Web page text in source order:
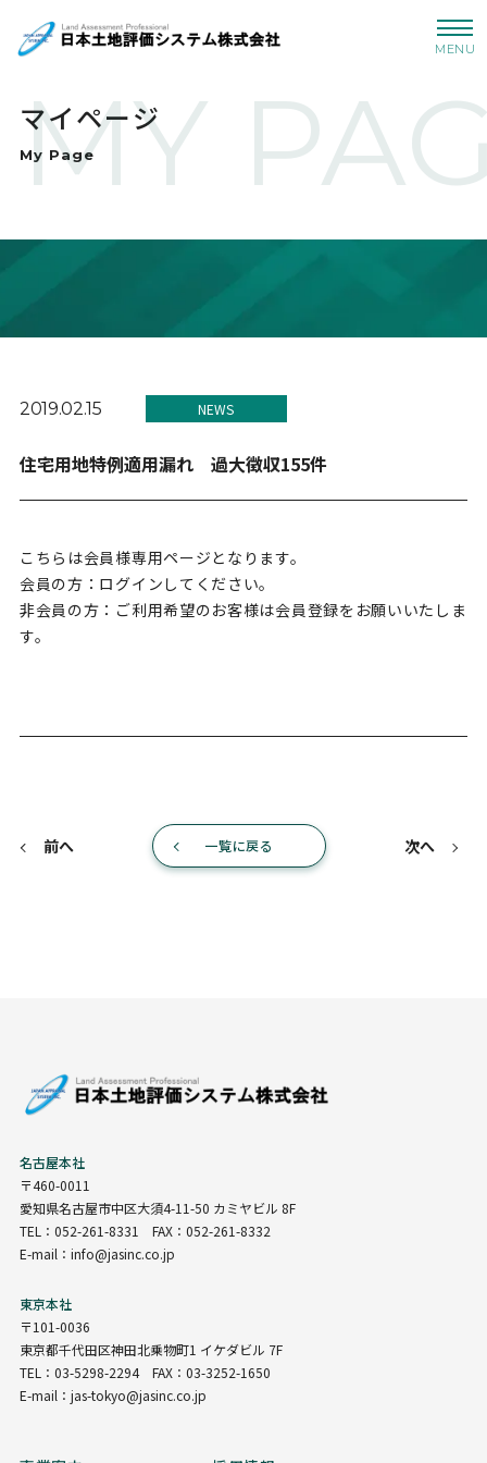
MENU
MY
マイページ
My Page
2019.02.15 NEWS
住宅用地特例適用漏れ 過大徴収155件
こちらは会員様専用ページとなります。
会員の方：ログインしてください。
非会員の方：ご利用希望のお客様は会員登録をお願いいたしま
す。
前へ 一覧に戻る 次へ
名古屋本社
〒460-0011
愛知県名古屋市中区大須4-11-50 カミヤビル 8F
TEL：052-261-8331 FAX：052-261-8332
E-mail：info@jasinc.co.jp
東京本社
〒101-0036
東京都千代田区神田北乗物町1 イケダビル 7F
TEL：03-5298-2294 FAX：03-3252-1650
E-mail：jas-tokyo@jasinc.co.jp